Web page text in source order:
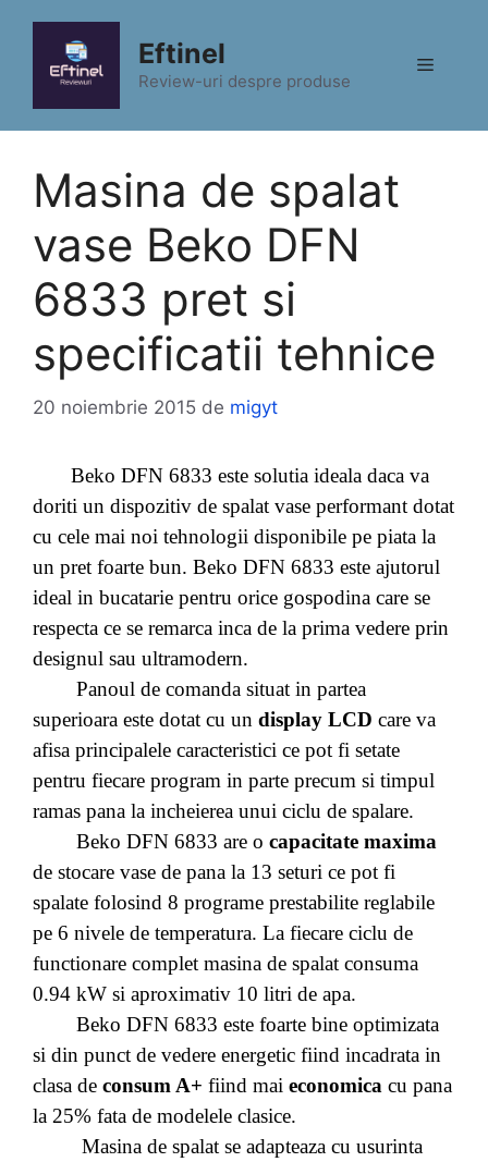
conținut
Eftinel
Review-uri despre produse
Meniu
Masina de spalat
vase Beko DFN
6833 pret si
specificatii tehnice
20 noiembrie 2015 de migyt
Beko DFN 6833 este solutia ideala daca va
doriti un dispozitiv de spalat vase performant dotat
cu cele mai noi tehnologii disponibile pe piata la
un pret foarte bun. Beko DFN 6833 este ajutorul
ideal in bucatarie pentru orice gospodina care se
respecta ce se remarca inca de la prima vedere prin
designul sau ultramodern.
Panoul de comanda situat in partea
superioara este dotat cu un display LCD care va
afisa principalele caracteristici ce pot fi setate
pentru fiecare program in parte precum si timpul
ramas pana la incheierea unui ciclu de spalare.
Beko DFN 6833 are o capacitate maxima
de stocare vase de pana la 13 seturi ce pot fi
spalate folosind 8 programe prestabilite reglabile
pe 6 nivele de temperatura. La fiecare ciclu de
functionare complet masina de spalat consuma
0.94 kW si aproximativ 10 litri de apa.
Beko DFN 6833 este foarte bine optimizata
si din punct de vedere energetic fiind incadrata in
clasa de consum A+ fiind mai economica cu pana
la 25% fata de modelele clasice.
Masina de spalat se adapteaza cu usurinta